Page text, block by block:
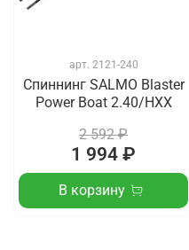
арт. 2121-240
Спиннинг SALMO Blaster
Power Boat 2.40/HXX
2 592 ₽
1 994 ₽
В корзину